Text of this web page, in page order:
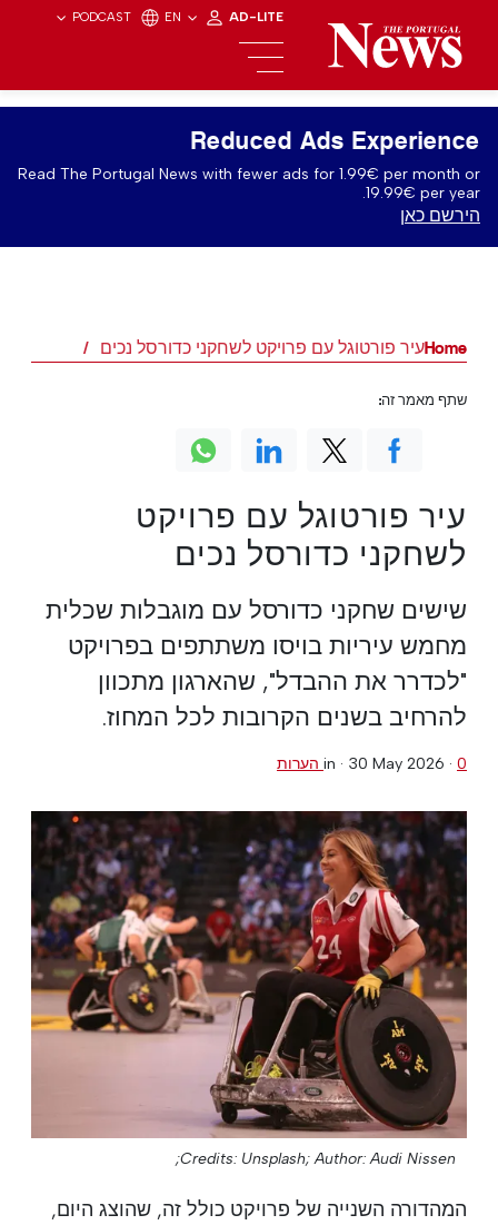
PODCAST EN AD-LITE
Reduced Ads Experience
Read The Portugal News with fewer ads for 1.99€ per month or
19.99€ per year.
הירשם כאן
Homeעיר פורטוגל עם פרויקט לשחקני כדורסל נכים
עיר פורטוגל עם פרויקט
לשחקני כדורסל נכים
שישים שחקני כדורסל עם מוגבלות שכלית
מחמש עיריות בויסו משתתפים בפרויקט
"לכדרר את ההבדל", שהארגון מתכוון
להרחיב בשנים הקרובות לכל המחוז.
in · 30 May 2026 · 0 הערות
Credits: Unsplash; Author: Audi Nissen;
המהדורה השנייה של פרויקט כולל זה, שהוצג היום,
שתף מאמר זה: